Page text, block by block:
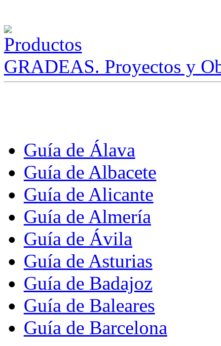
GRADEAS. Proyectos y
Guía de Álava
Guía de Albacete
Guía de Alicante
Guía de Almería
Guía de Ávila
Guía de Asturias
Guía de Badajoz
Guía de Baleares
Guía de Barcelona